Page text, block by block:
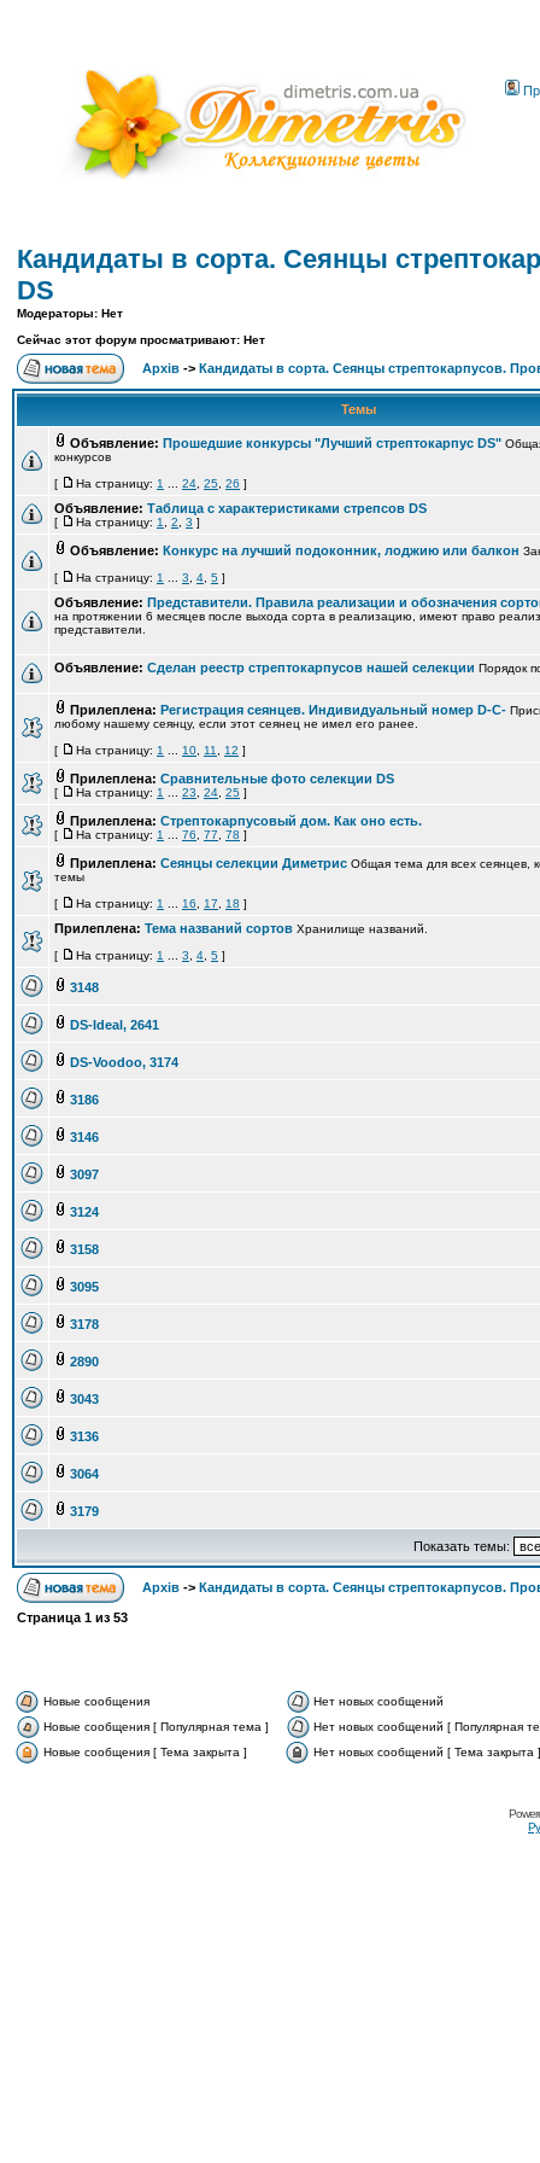
Кандидаты в сорта. Сеянцы
DS
Модераторы: Нет
Сейчас этот форум просматривают: Нет
Архів -> Кандидаты в сорта. Сеянцы стрептокарпусов.
Темы
Объявление: Прошедшие конкурсы "Лучший стрептокарпус DS"
конкурсов
[
На страницу: 1 24 25 26 ]
Объявление: Таблица с характеристиками стрепсов DS
[ На страницу: 1 2 3 ]
Объявление: Конкурс на лучший подоконник, лоджию или балкон
[
На страницу: 1 3 4 5 ]
Объявление: Представители. Правила реализации и обозначения
на протяжении 6 месяцев после выхода сорта в реализацию, имеют право
представители.
Объявление: Сделан реестр стрептокарпусов нашей селекции Порядок
Прилеплена: Регистрация сеянцев. Индивидуальный номер D-С-
любому нашему сеянцу, если этот сеянец не имел его ранее.
[
На страницу: 1 10 11 12 ]
Прилеплена: Сравнительные фото селекции DS
[ На страницу: 1 23 24 25 ]
Прилеплена: Стрептокарпусовый дом. Как оно есть.
[ На страницу: 1 76 77 78 ]
Прилеплена: Сеянцы селекции Диметрис Общая тема для всех сеянцев,
темы
[
На страницу: 1 16 17 18 ]
Прилеплена: Тема названий сортов Хранилище названий.
[
На страницу: 1 3 4 5 ]
3148
DS-Ideal, 2641
DS-Voodoo, 3174
3186
3146
3097
3124
3158
3095
3178
2890
3043
3136
3064
3179
Показать темы:
Архів -> Кандидаты в сорта. Сеянцы стрептокарпусов.
Страница 1 из 53
Новые сообщения
Нет новых сообщений
Новые сообщения [ Популярная тема ]
Нет новых сообщений [ Популярная
Новые сообщения [ Тема закрыта ]
Нет новых сообщений [ Тема закрыта ]